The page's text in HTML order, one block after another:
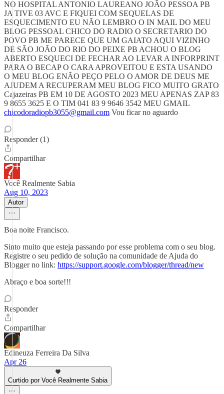
NO HOSPITAL ANTONIO LAUREANO JOÃO PESSOA PB
JA TIVE 03 AVC E FIQUEI COM SEQUELAS DE
ESQUECIMENTO EU NÃO LEMBRO O IN MAIL DO MEU
BLOG PESSOAL CHICO DO RADIO O SECRETARIO DO
POVO PB ME PARECE QUE UM GAIATO AQUI VIZINHO
DE SÃO JOÃO DO RIO DO PEIXE PB ACHOU O BLOG
ABERTO ESQUECI DE FECHAR AO LEVAR A INFORPRINT
PARA O BECAP O CARA APROVEITOU E ESTA USANDO
O MEU BLOG ENÃO PEÇO PELO O AMOR DE DEUS ME
AJUDEM A RECUPERAM MEU BLOG FICO MUITO GRATO
Cajazeiras PB EM 10 DE AGOSTO 2023 MEU APENAS ZAP 83
9 8655 3625 E O TIM 041 83 9 9646 3542 MEU GMAIL
chicodoradiopb3055@gmail.com Vou ficar no aguardo
Responder (1)
Compartilhar
Você Realmente Sabia
Aug 10, 2023
Autor
Boa noite Francisco.
Sinto muito que esteja passando por esse problema com o seu blog.
Registre o seu pedido de solução na comunidade de Ajuda do
Blogger no link: https://support.google.com/blogger/thread/new
Abraço e boa sorte!!!
Responder
Compartilhar
Edineuza Ferreira Da Silva
Apr 26
Curtido por Você Realmente Sabia